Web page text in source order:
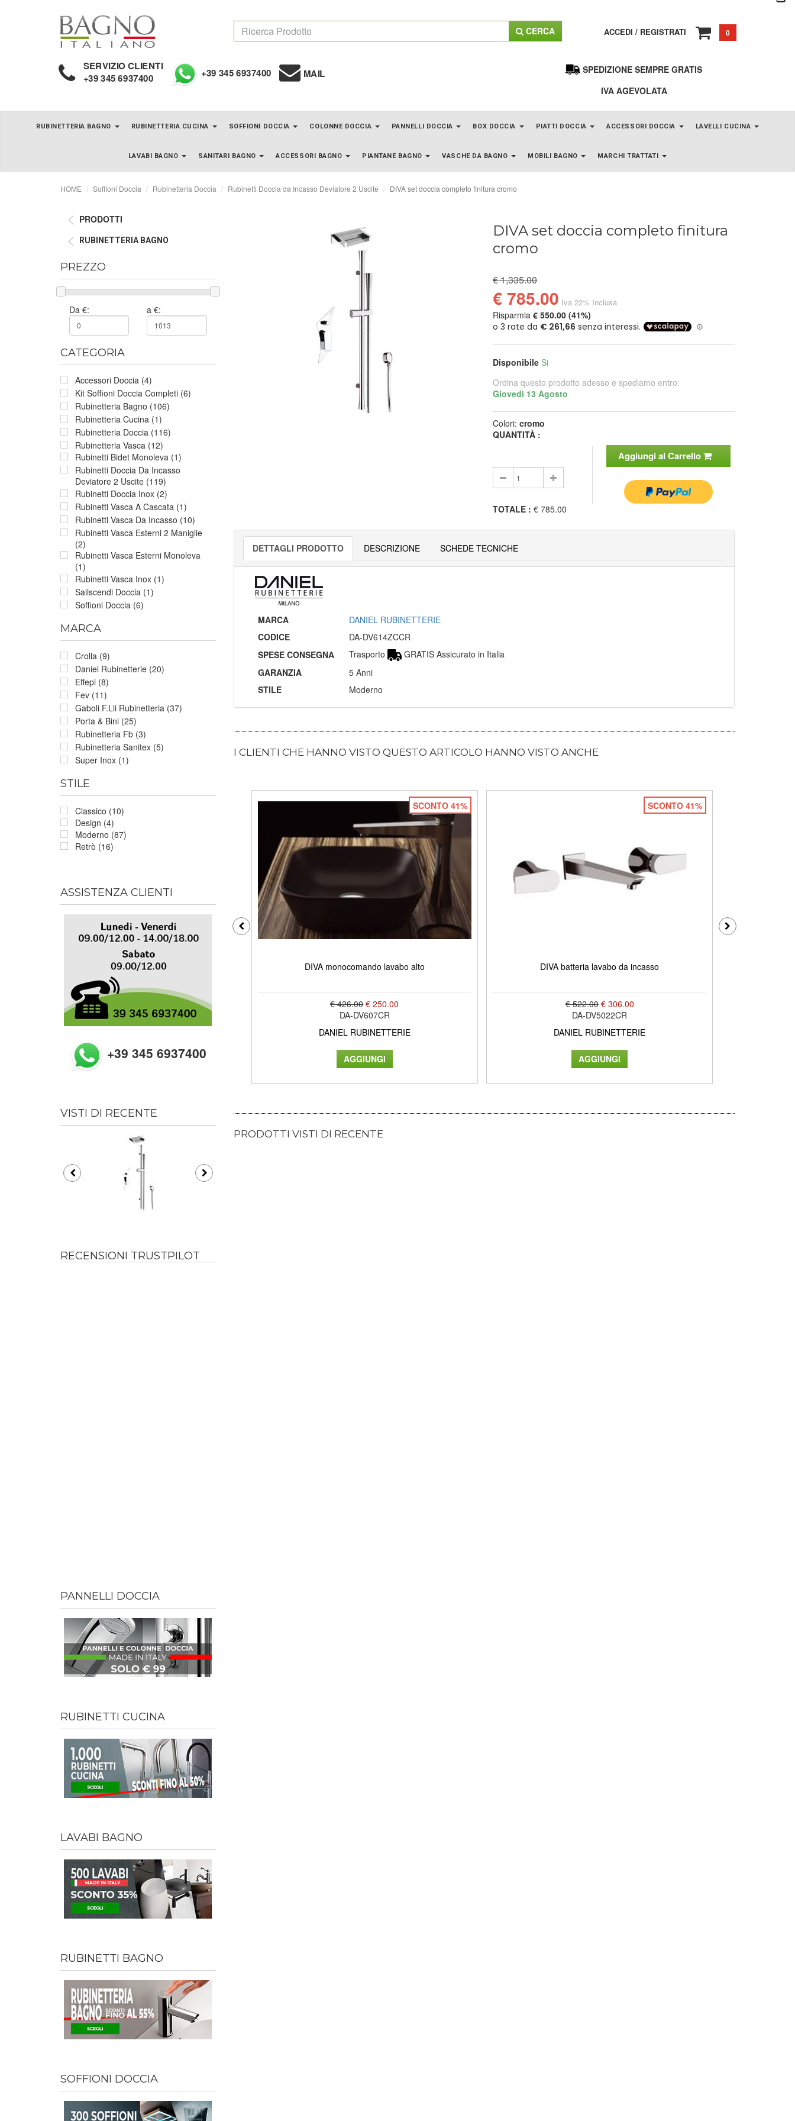
CERCA ACCEDI / REGISTRATI 0
SERVIZIO CLIENTI
+39 345 6937400 +39 345 6937400 MAIL
SPEDIZIONE SEMPRE GRATIS
IVA AGEVOLATA
RUBINETTERIA BAGNO RUBINETTERIA CUCINA SOFFIONI DOCCIA COLONNE DOCCIA PANNELLI DOCCIA BOX DOCCIA PIATTI DOCCIA ACCESSORI DOCCIA LAVELLI CUCINA
LAVABI BAGNO SANITARI BAGNO ACCESSORI BAGNO PIANTANE BAGNO VASCHE DA BAGNO MOBILI BAGNO MARCHI TRATTATI
HOME Soffioni Doccia Rubinetteria Doccia Rubinetti Doccia da Incasso Deviatore 2 Uscite DIVA set doccia completo finitura cromo
PRODOTTI
RUBINETTERIA BAGNO
PREZZO
Da €: a €:
CATEGORIA
Accessori Doccia (4)
Kit Soffioni Doccia Completi (6)
Rubinetteria Bagno (106)
Rubinetteria Cucina (1)
Rubinetteria Doccia (116)
Rubinetteria Vasca (12)
Rubinetti Bidet Monoleva (1)
Rubinetti Doccia Da Incasso
Deviatore 2 Uscite (119)
Rubinetti Doccia Inox (2)
Rubinetti Vasca A Cascata (1)
Rubinetti Vasca Da Incasso (10)
Rubinetti Vasca Esterni 2 Maniglie
(2)
Rubinetti Vasca Esterni Monoleva
(1)
Rubinetti Vasca Inox (1)
Saliscendi Doccia (1)
Soffioni Doccia (6)
MARCA
Crolla (9)
Daniel Rubinetterie (20)
Effepi (8)
Fev (11)
Gaboli F.Lli Rubinetteria (37)
Porta & Bini (25)
Rubinetteria Fb (3)
Rubinetteria Sanitex (5)
Super Inox (1)
STILE
Classico (10)
Design (4)
Moderno (87)
Retrò (16)
ASSISTENZA CLIENTI
+39 345 6937400
VISTI DI RECENTE
RECENSIONI TRUSTPILOT
PANNELLI DOCCIA
RUBINETTI CUCINA
LAVABI BAGNO
RUBINETTI BAGNO
SOFFIONI DOCCIA
DIVA set doccia completo finitura
cromo
€ 1,335.00
€ 785.00 Iva 22% Inclusa
Risparmia€ 550.00 (41%)
Disponibile Si
Ordina questo prodotto adesso e spediamo entro:
Giovedì 13 Agosto
Colori:cromo
QUANTITÀ :
Aggiungi al Carrello
TOTALE : € 785.00
DETTAGLI PRODOTTO DESCRIZIONE SCHEDE TECNICHE
MARCA
DANIEL RUBINETTERIE
CODICE
DA-DV614ZCCR
SPESE CONSEGNA
Trasporto
GRATIS Assicurato in Italia
GARANZIA
5 Anni
STILE
Moderno
I CLIENTI CHE HANNO VISTO QUESTO ARTICOLO HANNO VISTO ANCHE
SCONTO 41%
DIVA monocomando lavabo alto
€ 426.00 € 250.00
DA-DV607CR
DANIEL RUBINETTERIE
SCONTO 41%
DIVA batteria lavabo da incasso
€ 522.00 € 306.00
DA-DV5022CR
DANIEL RUBINETTERIE
PRODOTTI VISTI DI RECENTE